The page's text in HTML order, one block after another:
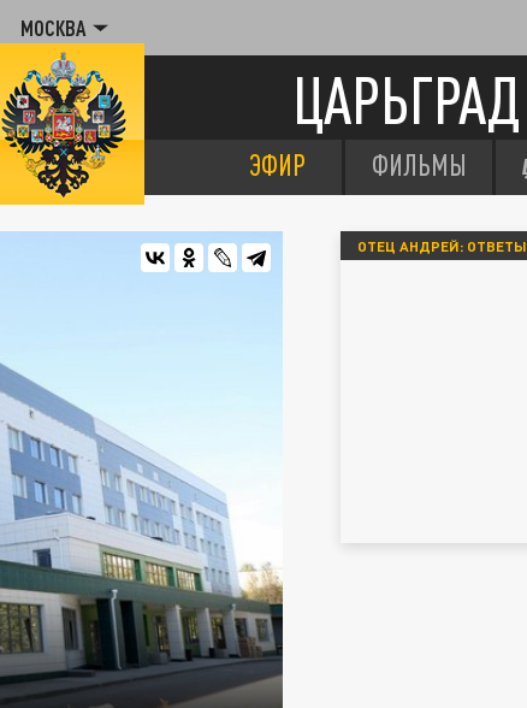
МОСКВА
ЦАРЬГРАД
ЭФИР ФИЛЬМЫ
ОТЕЦ АНДРЕЙ: ОТВЕТЫ